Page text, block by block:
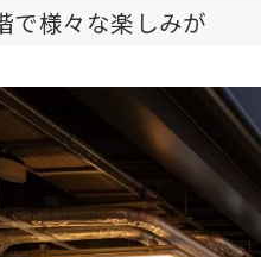
で様々な楽しみが